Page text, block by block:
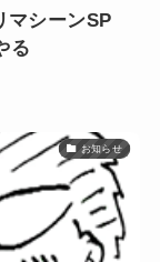
マシーンSP
る
お知らせ